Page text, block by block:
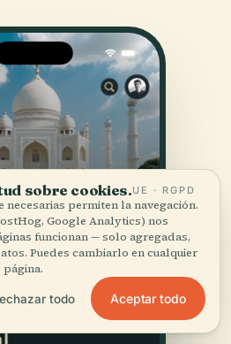
sobre cookies.UE · RGPD
necesarias permiten la navegación.
Google Analytics) nos
funcionan — solo agregadas,
Puedes cambiarlo en cualquier
todo Aceptar todo